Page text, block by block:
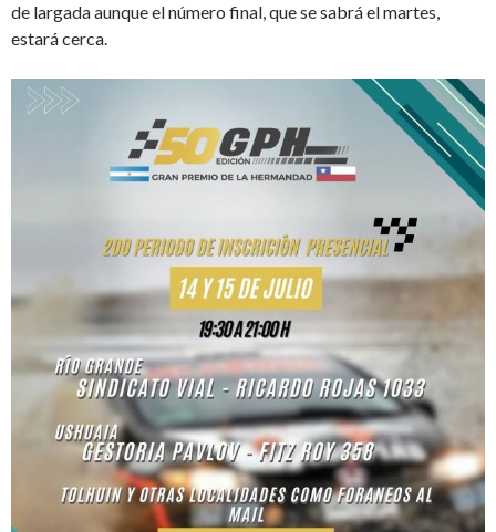
de largada aunque el número final, que se sabrá el martes,
estará cerca.